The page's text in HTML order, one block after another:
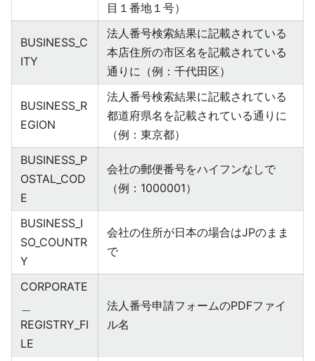
目１番地１号）
BUSINESS_C
ITY
法人番号検索結果に記載されている
本店住所の市区名を記載されている
通りに（例：千代田区）
BUSINESS_R
EGION
法人番号検索結果に記載されている
都道府県名を記載されている通りに
（例：東京都）
BUSINESS_P
OSTAL_COD
E
会社の郵便番号をハイフンなしで
（例：1000001）
BUSINESS_I
SO_COUNTR
Y
会社の住所が日本の場合はJPのまま
で
CORPORATE
REGISTRY_FI
LE
法人番号申請フォームのPDFファイ
ル名